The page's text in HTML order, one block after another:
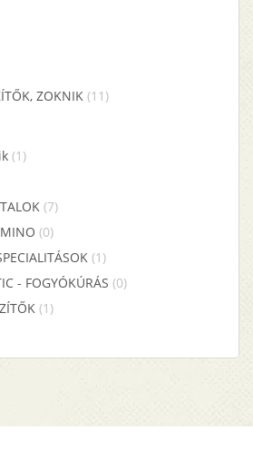
ZOKNIK (11)
(1)
(7)
(0)
(1)
- FOGYÓKÚRÁS (0)
(1)